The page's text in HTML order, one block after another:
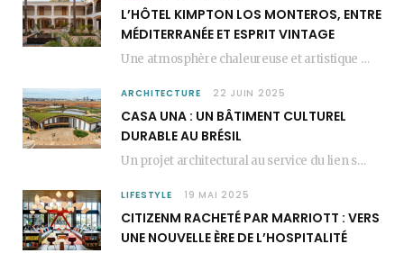
L’HÔTEL KIMPTON LOS MONTEROS, ENTRE
MÉDITERRANÉE ET ESPRIT VINTAGE
Une atmosphère chaleureuse et artistique L’Hôtel Kimpton Los Monteros, récemment repensé par EL EQUIPO CREATIVO,…
ARCHITECTURE 22 JUIN 2025
CASA UNA : UN BÂTIMENT CULTUREL
DURABLE AU BRÉSIL
Un projet architectural au service du lien social Casa Una est un bâtiment culturel durable…
LIFESTYLE 19 MAI 2025
CITIZENM RACHETÉ PAR MARRIOTT : VERS
UNE NOUVELLE ÈRE DE L’HOSPITALITÉ